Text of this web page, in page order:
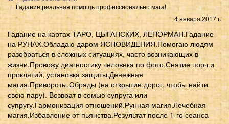
Гадание,реальная помощь профессионально мага!
4 января 2017 г.
Гадание на картах ТАРО, ЦЫГАНСКИХ, ЛЕНОРМАН.Гадание
на РУНАХ.Обладаю даром ЯСНОВИДЕНИЯ.Помогаю людям
разобраться в сложных ситуациях, часто возникающих в
жизни.Провожу диагностику человека по фото.Снятие порч и
проклятий, установка защиты.Денежная
магия.Привороты.Обряды (на открытие дорог, чтобы найти
свою пару). Возврат в семью супруга или
супругу.Гармонизация отношений.Рунная магия.Лечебная
магия.Избавление от пьянства.Результат после 1-го сеанса